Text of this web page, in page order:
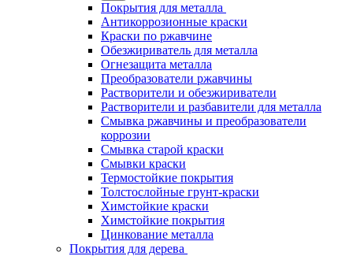
Покрытия для металла
Антикоррозионные краски
Краски по ржавчине
Обезжириватель для металла
Огнезащита металла
Преобразователи ржавчины
Растворители и обезжириватели
Растворители и разбавители для металла
Смывка ржавчины и преобразователи
коррозии
Смывка старой краски
Смывки краски
Термостойкие покрытия
Толстослойные грунт-краски
Химстойкие краски
Химстойкие покрытия
Цинкование металла
Покрытия для дерева